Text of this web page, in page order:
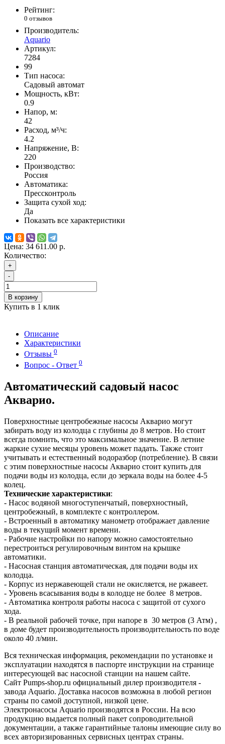
Рейтинг:
0 отзывов
Производитель:
Aquario
Артикул:
7284
99
Тип насоса:
Садовый автомат
Мощность, кВт:
0.9
Напор, м:
42
Расход, м³/ч:
4.2
Напряжение, В:
220
Производство:
Россия
Автоматика:
Прессконтроль
Защита сухой ход:
Да
Показать все характеристики
Цена: 34 611.00 р.
Количество:
+
-
В корзину
Купить в 1 клик
Описание
Характеристики
Отзывы 0
Вопрос - Ответ 0
Автоматический садовый насос
Акварио.
Поверхностные центробежные насосы Акварио могут
забирать воду из колодца с глубины до 8 метров. Но стоит
всегда помнить, что это максимальное значение. В летние
жаркие сухие месяцы уровень может падать. Также стоит
учитывать и естественный водоразбор (потребление). В связи
с этим поверхностные насосы Акварио стоит купить для
подачи воды из колодца, если до зеркала воды на более 4-5
колец.
Технические характеристики:
- Насос водяной многоступенчатый, поверхностный,
центробежный, в комплекте с контроллером.
- Встроенный в автоматику манометр отображает давление
воды в текущий момент времени.
- Рабочие настройки по напору можно самостоятельно
перестроиться регулировочным винтом на крышке
автоматики.
- Насосная станция автоматическая, для подачи воды их
колодца.
- Корпус из нержавеющей стали не окисляется, не ржавеет.
- Уровень всасывания воды в колодце не более 8 метров.
- Автоматика контроля работы насоса с защитой от сухого
хода.
- В реальной рабочей точке, при напоре в 30 метров (3 Атм) ,
в доме будет производительность производительность по воде
около 40 л/мин.
Вся техническая информация, рекомендации по установке и
эксплуатации находятся в паспорте инструкции на странице
интересующей вас насосной станции на нашем сайте.
Сайт Pumps-shop.ru официальный дилер производителя -
завода Aquario. Доставка насосов возможна в любой регион
страны по самой доступной, низкой цене.
Электронасосы Aquario производятся в России. На всю
продукцию выдается полный пакет сопроводительной
документации, а также гарантийные талоны имеющие силу во
всех авторизированных сервисных центрах страны.